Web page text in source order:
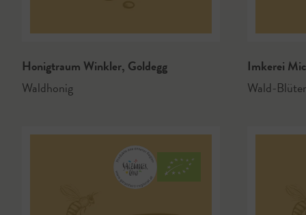
Honigtraum Winkler, Goldegg
Waldhonig
Imkerei
Wald-